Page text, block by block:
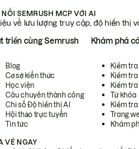
NỐI SEMRUSH MCP VỚI AI
về lưu lượng truy cập, độ hiển thị
triển cùng Semrush
Blog
Cơ sở kiến thức
Học viện
Câu chuyên thành công
Chỉ số Độ hiển thị AI
Hội thảo trực tuyến
Tin tức
Khám phá
Kiểm
Kiểm tra
Kiểm
Từ khóa
Kiểm
Trang
Khám
VÉ NGAY